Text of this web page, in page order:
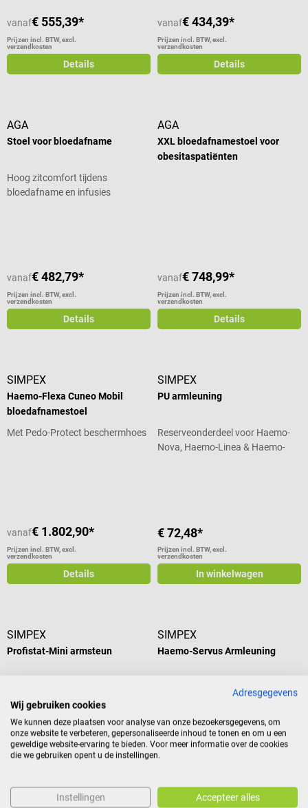
vanaf€ 555,39*
Prijzen incl. BTW, excl.
verzendkosten
Details
vanaf€ 434,39*
Prijzen incl. BTW, excl.
verzendkosten
Details
AGA
Stoel voor bloedafname
Hoog zitcomfort tijdens
bloedafname en infusies
vanaf€ 482,79*
Prijzen incl. BTW, excl.
verzendkosten
Details
AGA
XXL bloedafnamestoel voor
obesitaspatiënten
vanaf€ 748,99*
Prijzen incl. BTW, excl.
verzendkosten
Details
SIMPEX
Haemo-Flexa Cuneo Mobil
bloedafnamestoel
Met Pedo-Protect beschermhoes
vanaf€ 1.802,90*
Prijzen incl. BTW, excl.
verzendkosten
Details
SIMPEX
PU armleuning
Reserveonderdeel voor Haemo-
Nova, Haemo-Linea & Haemo-
€ 72,48*
Prijzen incl. BTW, excl.
verzendkosten
In winkelwagen
SIMPEX
Profistat-Mini armsteun
zachte bekleding
Gemiddelde waardering van 5 van 5 sterren
€ 145,08*
Prijzen incl. BTW, excl.
SIMPEX
Haemo-Servus Armleuning
Accessoires voor de Haemo-Flexa
bloedafnamestoel
€ 290,28*
Prijzen incl. BTW, excl.
Adresgegevens
Wij gebruiken cookies
We kunnen deze plaatsen voor analyse van onze bezoekersgegevens, om
onze website te verbeteren, gepersonaliseerde inhoud te tonen en om u een
geweldige website-ervaring te bieden. Voor meer informatie over de cookies
die we gebruiken opent u de instellingen.
Instellingen Accepteer alles